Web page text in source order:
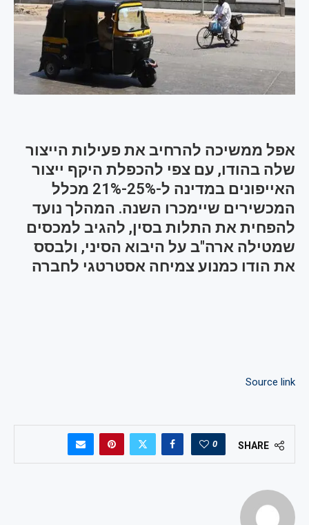
אפל ממשיכה להרחיב את פעילות הייצור
שלה בהודו, עם צפי להכפלת היקף ייצור
האייפונים במדינה ל-25%-21% מכלל
המכשירים שיימכרו השנה. המהלך נועד
להפחית את התלות בסין, להגיב למכסים
שמטילה ארה"ב על היבוא הסיני, ולבסס
את הודו כמנוע צמיחה אסטרטגי לחברה
Source link
SHARE
0